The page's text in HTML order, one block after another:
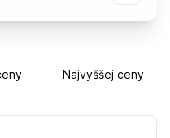
Najvyššej ceny